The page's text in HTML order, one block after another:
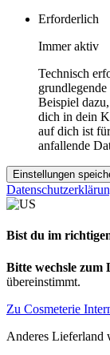
Erforderlich
Immer aktiv
Technisch
Beispiel
dich in dein
auf dich ist
anfallende
Einstellungen
Bist du im
Bitte wechsle zum
übereinstimmt.
Zu Cosmeterie
Anderes Lieferland